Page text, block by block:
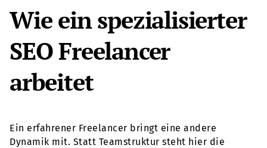
Wie ein spezialisierter
SEO Freelancer
arbeitet
Ein erfahrener Freelancer bringt eine andere
Dynamik mit. Statt Teamstruktur steht hier die